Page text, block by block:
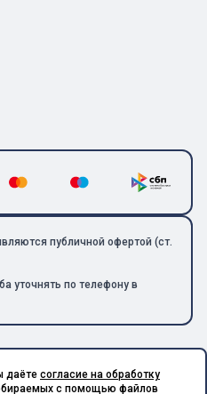
публичной офертой (ст.
уточнять по телефону в
1». Все права защищены.
даёте согласие на обработку
с помощью файлов